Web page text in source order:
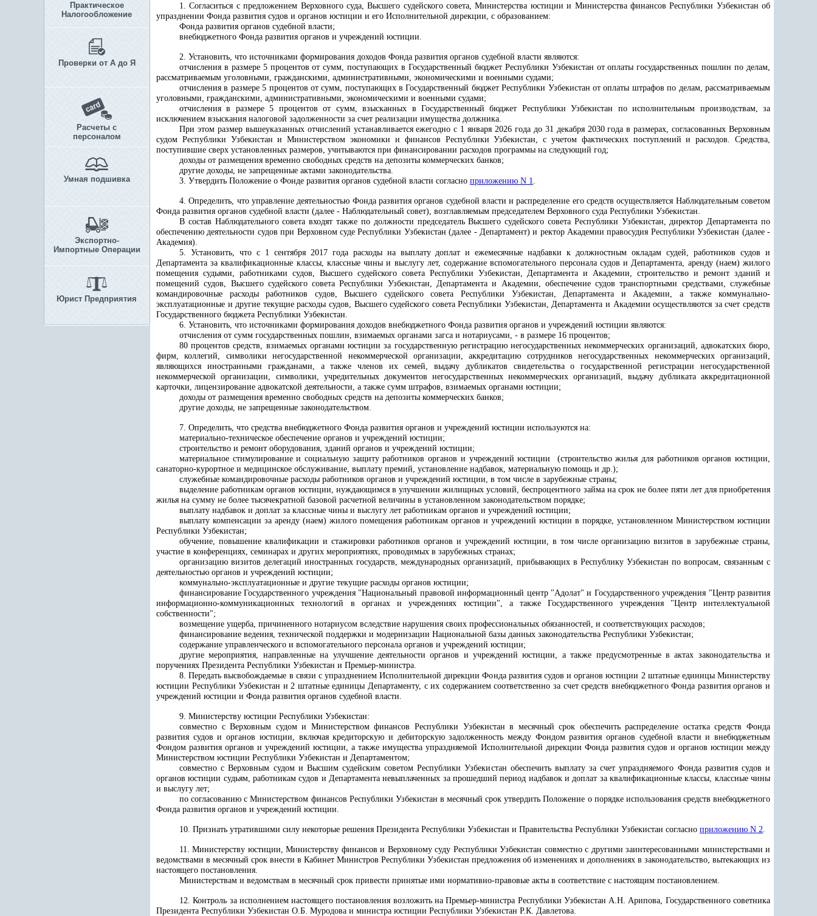
Практическое
Налогообложение
Проверки от А до Я
Расчеты с
персоналом
Умная подшивка
Экспортно-
Импортные Операции
Юрист Предприятия
1. Согласиться с предложением Верховного суда, Высшего судейского совета, Министерства юстиции и Министерства финансов Республики Узбекистан об
упразднении Фонда развития судов и органов юстиции и его Исполнительной дирекции, с образованием:
Фонда развития органов судебной власти;
внебюджетного Фонда развития органов и учреждений юстиции.
2. Установить, что источниками формирования доходов Фонда развития органов судебной власти являются:
отчисления в размере 5 процентов от сумм, поступающих в Государственный бюджет Республики Узбекистан от оплаты государственных пошлин по делам,
рассматриваемым уголовными, гражданскими, административными, экономическими и военными судами;
отчисления в размере 5 процентов от сумм, поступающих в Государственный бюджет Республики Узбекистан от оплаты штрафов по делам, рассматриваемым
уголовными, гражданскими, административными, экономическими и военными судами;
отчисления в размере 5 процентов от сумм, взысканных в Государственный бюджет Республики Узбекистан по исполнительным производствам, за
исключением взыскания налоговой задолженности за счет реализации имущества должника.
При этом размер вышеуказанных отчислений устанавливается ежегодно с 1 января 2026 года до 31 декабря 2030 года в размерах, согласованных Верховным
судом Республики Узбекистан и Министерством экономики и финансов Республики Узбекистан, с учетом фактических поступлений и расходов. Средства,
поступившие сверх установленных размеров, учитываются при финансировании расходов программы на следующий год;
доходы от размещения временно свободных средств на депозиты коммерческих банков;
другие доходы, не запрещенные актами законодательства.
3. Утвердить Положение о Фонде развития органов судебной власти согласно приложению N 1.
4. Определить, что управление деятельностью Фонда развития органов судебной власти и распределение его средств осуществляется Наблюдательным советом
Фонда развития органов судебной власти (далее - Наблюдательный совет), возглавляемым председателем Верховного суда Республики Узбекистан.
В состав Наблюдательного совета входят также по должности председатель Высшего судейского совета Республики Узбекистан, директор Департамента по
обеспечению деятельности судов при Верховном суде Республики Узбекистан (далее - Департамент) и ректор Академии правосудия Республики Узбекистан (далее -
Академия).
5. Установить, что с 1 сентября 2017 года расходы на выплату доплат и ежемесячные надбавки к должностным окладам судей, работников судов и
Департамента за квалификационные классы, классные чины и выслугу лет, содержание вспомогательного персонала судов и Департамента, аренду (наем) жилого
помещения судьями, работниками судов, Высшего судейского совета Республики Узбекистан, Департамента иАкадемии, строительство и ремонт зданий и
помещений судов, Высшего судейского совета Республики Узбекистан, Департамента и Академии, обеспечение судов транспортными средствами, служебные
командировочные расходы работников судов, Высшего судейского совета Республики Узбекистан, Департамента иАкадемии, а также коммунально-
эксплуатационные и другие текущие расходы судов, Высшего судейского совета Республики Узбекистан, Департамента и Академии осуществляются за счет средств
Государственного бюджета Республики Узбекистан.
6. Установить, что источниками формирования доходов внебюджетного Фонда развития органов и учреждений юстиции являются:
отчисления от сумм государственных пошлин, взимаемых органами загса и нотариусами, - в размере 16 процентов;
80 процентов средств, взимаемых органами юстиции за государственную регистрацию негосударственных некоммерческих организаций, адвокатских бюро,
фирм, коллегий, символики негосударственной некоммерческой организации, аккредитацию сотрудников негосударственных некоммерческих организаций,
являющихся иностранными гражданами, а также членов их семей, выдачу дубликатов свидетельства о государственной регистрации негосударственной
некоммерческой организации, символики, учредительных документов негосударственных некоммерческих организаций, выдачу дубликата аккредитационной
карточки, лицензирование адвокатской деятельности, а также сумм штрафов, взимаемых органами юстиции;
доходы от размещения временно свободных средств на депозиты коммерческих банков;
другие доходы, не запрещенные законодательством.
7. Определить, что средства внебюджетного Фонда развития органов и учреждений юстиции используются на:
материально-техническое обеспечение органов и учреждений юстиции;
строительство и ремонт оборудования, зданий органов и учреждений юстиции;
материальное стимулирование и социальную защиту работников органов и учреждений юстиции (строительство жилья для работников органов юстиции,
санаторно-курортное и медицинское обслуживание, выплату премий, установление надбавок, материальную помощь и др.);
служебные командировочные расходы работников органов и учреждений юстиции, в том числе в зарубежные страны;
выделение работникам органов юстиции, нуждающимся в улучшении жилищных условий, беспроцентного займа на срок не более пяти лет для приобретения
жилья на сумму не более тысячекратной базовой расчетной величины в установленном законодательством порядке;
выплату надбавок и доплат за классные чины и выслугу лет работникам органов и учреждений юстиции;
выплату компенсации за аренду (наем) жилого помещения работникам органов и учреждений юстиции в порядке, установленном Министерством юстиции
Республики Узбекистан;
обучение, повышение квалификации и стажировки работников органов и учреждений юстиции, в том числе организацию визитов в зарубежные страны,
участие в конференциях, семинарах и других мероприятиях, проводимых в зарубежных странах;
организацию визитов делегаций иностранных государств, международных организаций, прибывающих в Республику Узбекистан по вопросам, связанным с
деятельностью органов и учреждений юстиции;
коммунально-эксплуатационные и другие текущие расходы органов юстиции;
финансированиеГосударственного учреждения "Национальный правовой информационный центр "Адолат" и Государственного учреждения "Центр развития
информационно-коммуникационных технологий в органах и учреждениях юстиции", а также Государственного учреждения "Центр интеллектуальной
собственности";
возмещение ущерба, причиненного нотариусом вследствие нарушения своих профессиональных обязанностей, и соответствующих расходов;
финансирование ведения, технической поддержки и модернизации Национальной базы данных законодательства Республики Узбекистан;
содержание управленческого и вспомогательного персонала органов и учреждений юстиции;
другие мероприятия, направленные на улучшение деятельности органов и учреждений юстиции, а также предусмотренные в актах законодательства и
поручениях Президента Республики Узбекистан и Премьер-министра.
8. Передать высвобождаемые в связи с упразднением Исполнительной дирекции Фонда развития судов и органов юстиции 2 штатные единицы Министерству
юстиции Республики Узбекистан и 2 штатные единицы Департаменту, с их содержанием соответственно за счет средств внебюджетного Фонда развития органов и
учреждений юстиции и Фонда развития органов судебной власти.
9. Министерству юстиции Республики Узбекистан:
совместно с Верховным судом и Министерством финансов Республики Узбекистан в месячный срок обеспечить распределение остатка средств Фонда
развития судов и органов юстиции, включая кредиторскую и дебиторскую задолженность между Фондом развития органов судебной власти и внебюджетным
Фондом развития органов и учреждений юстиции, а также имущества упраздняемой Исполнительной дирекции Фонда развития судов и органов юстиции между
Министерством юстиции Республики Узбекистан и Департаментом;
совместно с Верховным судом и Высшим судейским советом Республики Узбекистан обеспечить выплату за счет упраздняемого Фонда развития судов и
органов юстиции судьям, работникам судов и Департамента невыплаченных за прошедший период надбавок и доплат за квалификационные классы, классные чины
и выслугу лет;
по согласованию с Министерством финансов Республики Узбекистан в месячный срок утвердить Положение о порядке использования средств внебюджетного
Фонда развития органов и учреждений юстиции.
10. Признать утратившими силу некоторые решения Президента Республики Узбекистан и Правительства Республики Узбекистан согласно приложению N 2.
11. Министерству юстиции, Министерству финансов и Верховному суду Республики Узбекистан совместно с другими заинтересованными министерствами и
ведомствами в месячный срок внести в Кабинет Министров Республики Узбекистан предложения об изменениях и дополнениях в законодательство, вытекающих из
настоящего постановления.
Министерствам и ведомствам в месячный срок привести принятые ими нормативно-правовые акты в соответствие с настоящим постановлением.
12. Контроль за исполнением настоящего постановления возложить на Премьер-министра Республики Узбекистан А.Н. Арипова, Государственного советника
Президента Республики Узбекистан О.Б. Муродова и министра юстиции Республики Узбекистан Р.К. Давлетова.